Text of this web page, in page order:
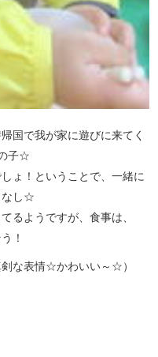
国で我が家に遊びに来てく
子☆
ょ！ということで、一緒に
なし☆
るようですが、食事は、
！
剣な表情☆かわいい～☆）